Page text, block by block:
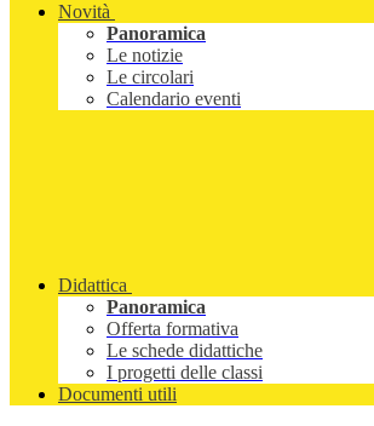
Novità
Panoramica
Le notizie
Le circolari
Calendario eventi
Didattica
Panoramica
Offerta formativa
Le schede didattiche
I progetti delle classi
Documenti utili